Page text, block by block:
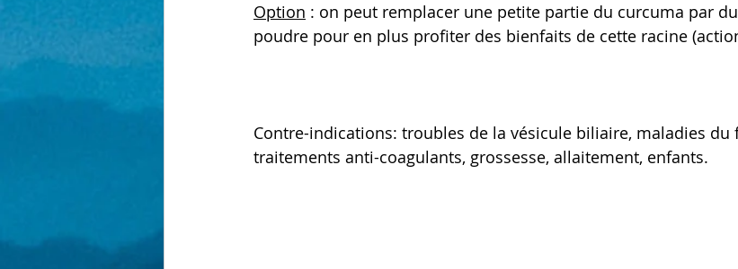
Option : on peut remplacer une petite partie du curcuma par
poudre pour en plus profiter des bienfaits de cette racine
Contre-indications: troubles de la vésicule biliaire, maladies du
traitements anti-coagulants, grossesse, allaitement, enfants.